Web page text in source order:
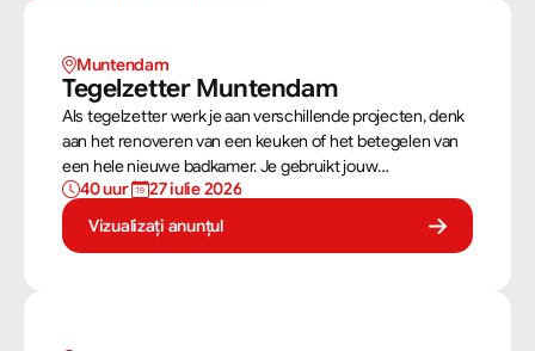
Muntendam
Tegelzetter Muntendam
Als tegelzetter werk je aan verschillende projecten, denk
aan het renoveren van een keuken of het betegelen van
een hele nieuwe badkamer. Je gebruikt jouw
vaardigheden om tegels perfect te plaatsen. Als
tegelzetter ben je voortdurend bezig met diverse taken.
40 uur
27 iulie 2026
Vizualizați anunțul